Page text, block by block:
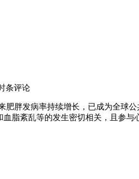
条评论
胖发病率持续增长，已成为全球
血脂紊乱等的发生密切相关，且参与